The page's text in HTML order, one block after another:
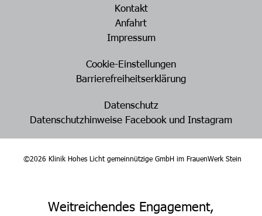
Kontakt
Anfahrt
Impressum
Cookie-Einstellungen
Barrierefreiheitserklärung
Datenschutz
Datenschutzhinweise Facebook und Instagram
©2026 Klinik Hohes Licht gemeinnützige GmbH im FrauenWerk Stein
Weitreichendes Engagement,